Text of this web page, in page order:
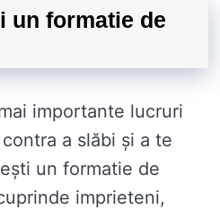
un formatie de
importante lucruri
a slăbi și a te
un formatie de
imprieteni,